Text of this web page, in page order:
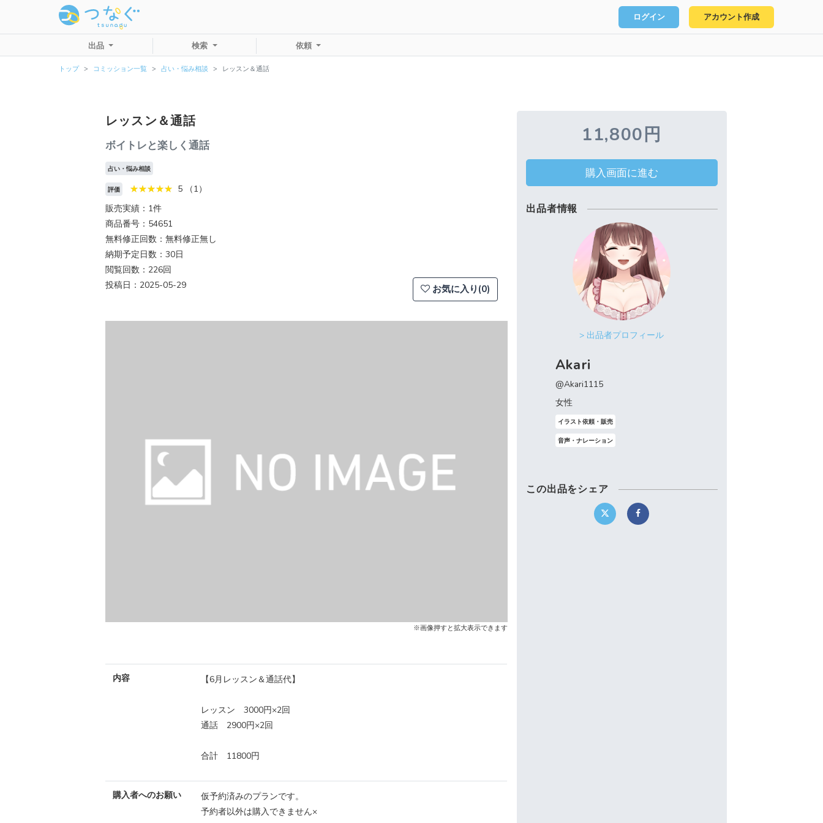
ログイン アカウント作成
出品 検索 依頼
トップ コミッション一覧 占い・悩み相談 レッスン＆通話
レッスン＆通話
ボイトレと楽しく通話
占い・悩み相談
評価
5 （1）
販売実績：1件
商品番号：54651
無料修正回数：無料修正無し
納期予定日数：30日
閲覧回数：226回
投稿日：2025-05-29
お気に入り(0)
※画像押すと拡大表示できます
内容 【6月レッスン＆通話代】
レッスン 3000円×2回
通話 2900円×2回
合計 11800円
購入者へのお願い
仮予約済みのプランです。
予約者以外は購入できません×
11,800円
購入画面に進む
出品者情報
> 出品者プロフィール
Akari
@Akari1115
女性
イラスト依頼・販売
音声・ナレーション
この出品をシェア